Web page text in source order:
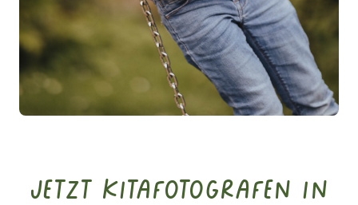
Jetzt Kitafotografen in